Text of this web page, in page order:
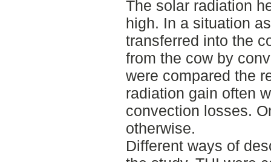
The solar radiation
high. In a situation
transferred into the
from the cow by
were compared the
radiation gain often
convection losses.
otherwise.
Different ways of